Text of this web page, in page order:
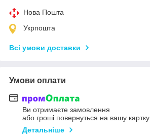
Нова Пошта
Укрпошта
Всі умови доставки
Умови оплати
Ви отримаєте замовлення
або гроші повернуться на вашу картку
Детальніше